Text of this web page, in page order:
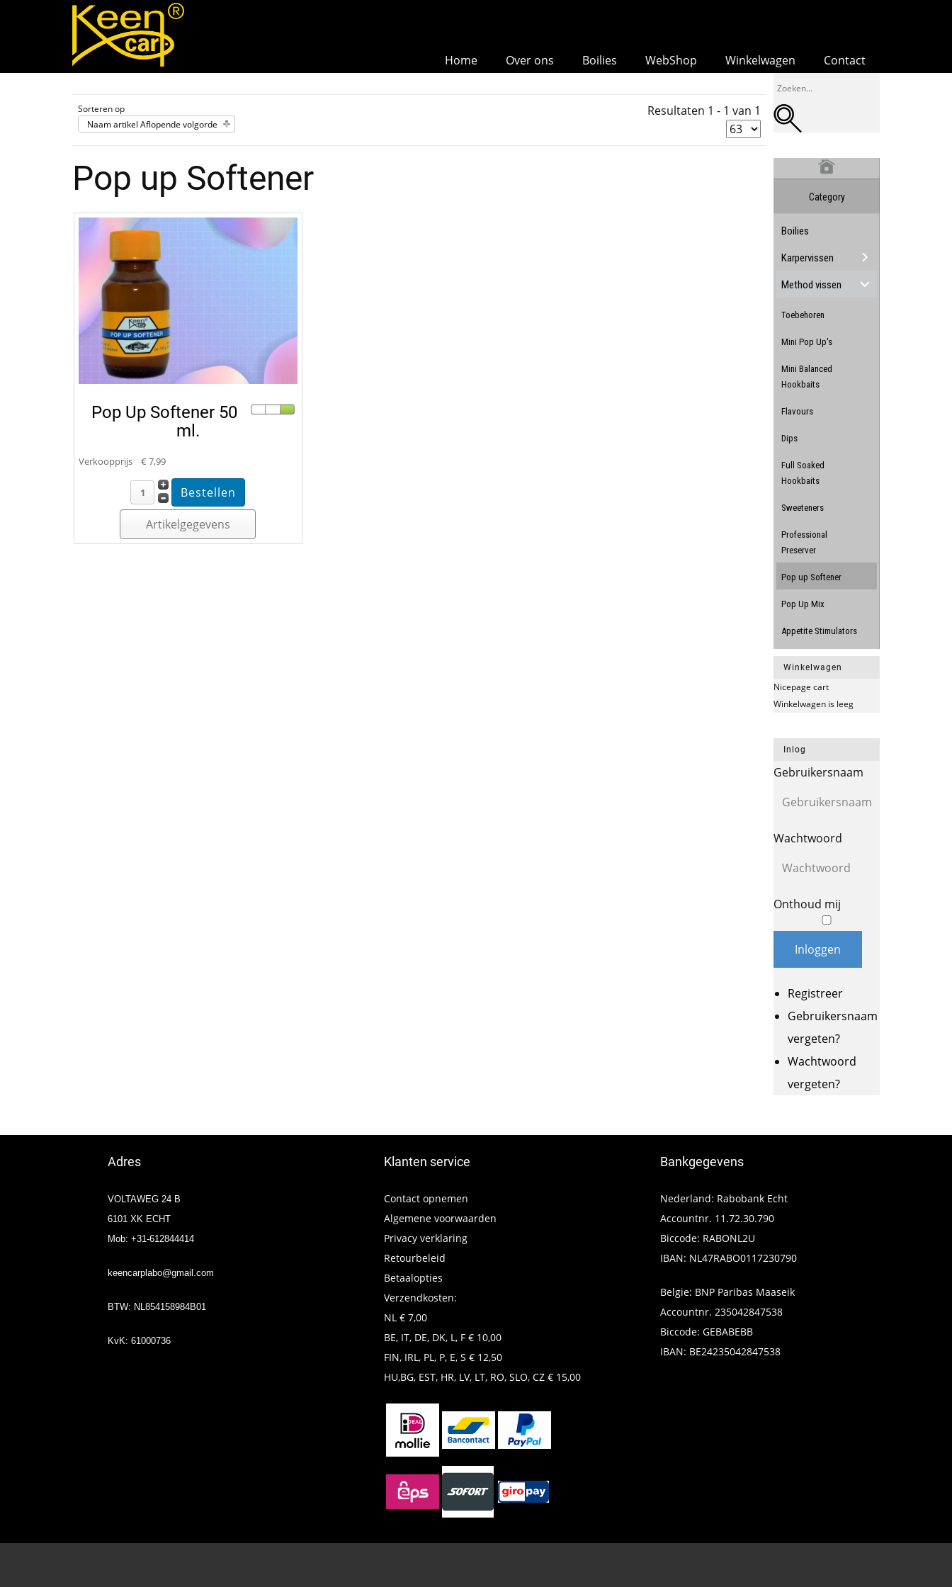
Home Over ons Boilies WebShop Winkelwagen Contact
Sorteren op
Naam artikel Aflopende volgorde
Resultaten 1 - 1 van 1
Pop up Softener
Pop Up Softener 50
ml.
Verkoopprijs € 7,99
Artikelgegevens
Category
Boilies
Karpervissen
Method vissen
Toebehoren
Mini Pop Up's
Mini Balanced
Hookbaits
Flavours
Dips
Full Soaked
Hookbaits
Sweeteners
Professional
Preserver
Pop up Softener
Pop Up Mix
Appetite Stimulators
Winkelwagen
Nicepage cart
Winkelwagen is leeg
Inlog
Gebruikersnaam
Wachtwoord
Onthoud mij
Inloggen
Registreer
Gebruikersnaam
vergeten?
Wachtwoord
vergeten?
Adres
VOLTAWEG 24 B
6101 XK ECHT
Mob: +31-612844414
keencarplabo@gmail.com
BTW: NL854158984B01
KvK: 61000736
Klanten service
Contact opnemen
Algemene voorwaarden
Privacy verklaring
Retourbeleid
Betaalopties
Verzendkosten:
NL € 7,00
BE, IT, DE, DK, L, F € 10,00
FIN, IRL, PL, P, E, S € 12,50
HU,BG, EST, HR, LV, LT, RO, SLO, CZ € 15,00
Bankgegevens
Nederland: Rabobank Echt
Accountnr. 11.72.30.790
Biccode: RABONL2U
IBAN: NL47RABO0117230790
Belgie: BNP Paribas Maaseik
Accountnr. 235042847538
Biccode: GEBABEBB
IBAN: BE24235042847538